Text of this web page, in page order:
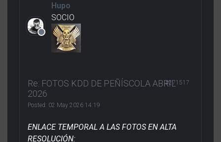
Hupo
SOCIO
Re: FOTOS KDD DE PEÑÍSCOLA ABRIL
2026
Posted: 02 May 2026 14:19
#271517
ENLACE TEMPORAL A LAS FOTOS EN ALTA
RESOLUCIÓN: